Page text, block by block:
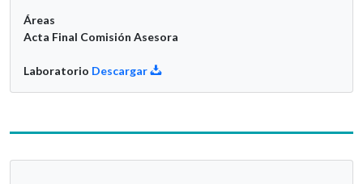
Áreas
Acta Final Comisión Asesora
Laboratorio Descargar